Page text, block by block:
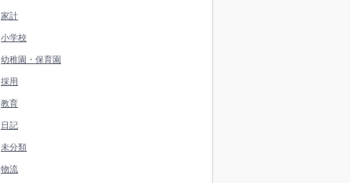
家計
小学校
幼稚園・保育園
採用
教育
日記
未分類
物流